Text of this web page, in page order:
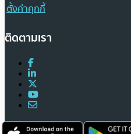
ตั้งค่าคุกกี้
ติดตามเรา